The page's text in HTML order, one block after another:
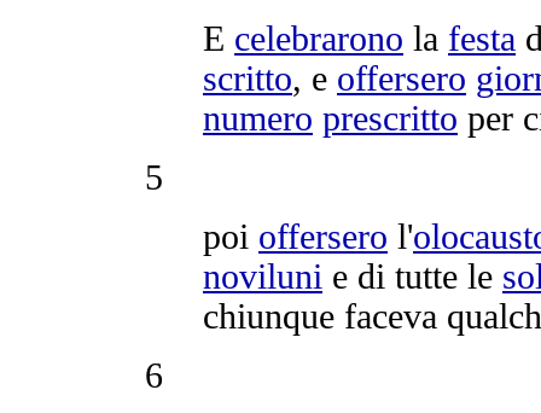
E celebrarono la festa
scritto, e offersero
numero prescritto per
5
poi offersero l'
noviluni e di tutte le
chiunque faceva
6